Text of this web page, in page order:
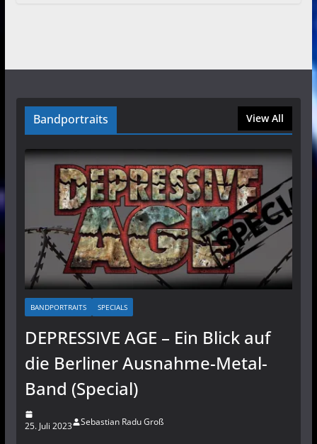
Bandportraits View All
BANDPORTRAITS SPECIALS
DEPRESSIVE AGE – Ein Blick auf
die Berliner Ausnahme-Metal-
Band (Special)
25. Juli 2023 Sebastian Radu Groß